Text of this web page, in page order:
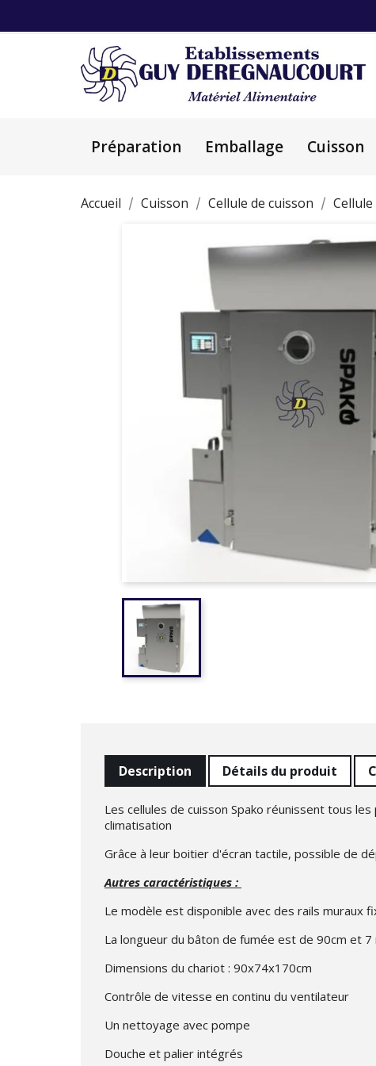
Préparation Emballage Cuisson
Accueil Cuisson Cellule de cuisson
Description Détails du produit
Les cellules de cuisson Spako réunissent tous
climatisation
Grâce à leur boitier d'écran tactile, possible de
Autres caractéristiques :
Le modèle est disponible avec des rails muraux
La longueur du bâton de fumée est de 90cm et 7
Dimensions du chariot : 90x74x170cm
Contrôle de vitesse en continu du ventilateur
Un nettoyage avec pompe
Douche et palier intégrés